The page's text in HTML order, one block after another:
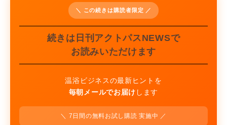
＼ この続きは購読者限定 ／
続きは日刊アクトパスNEWSで
お読みいただけます
温浴ビジネスの最新ヒントを
毎朝メールでお届け します
＼ 7日間の無料お試し購読 実施中 ／